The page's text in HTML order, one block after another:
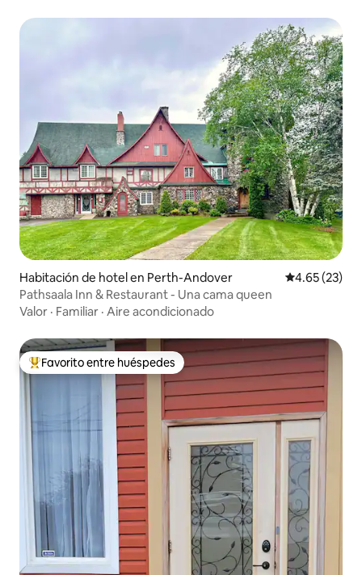
Habitación de hotel en Perth-Andover Calificación
4.65 (23)
Pathsaala Inn & Restaurant - Una cama queen
Valor · Familiar · Aire acondicionado
De los mejores en Favorito entre huéspedes
Favorito entre huéspedes